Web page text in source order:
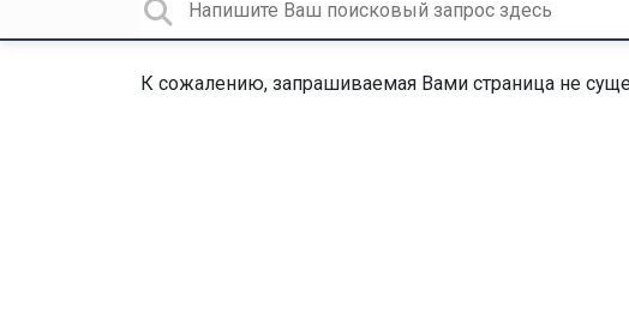
К сожалению, запрашиваемая Вами страница не